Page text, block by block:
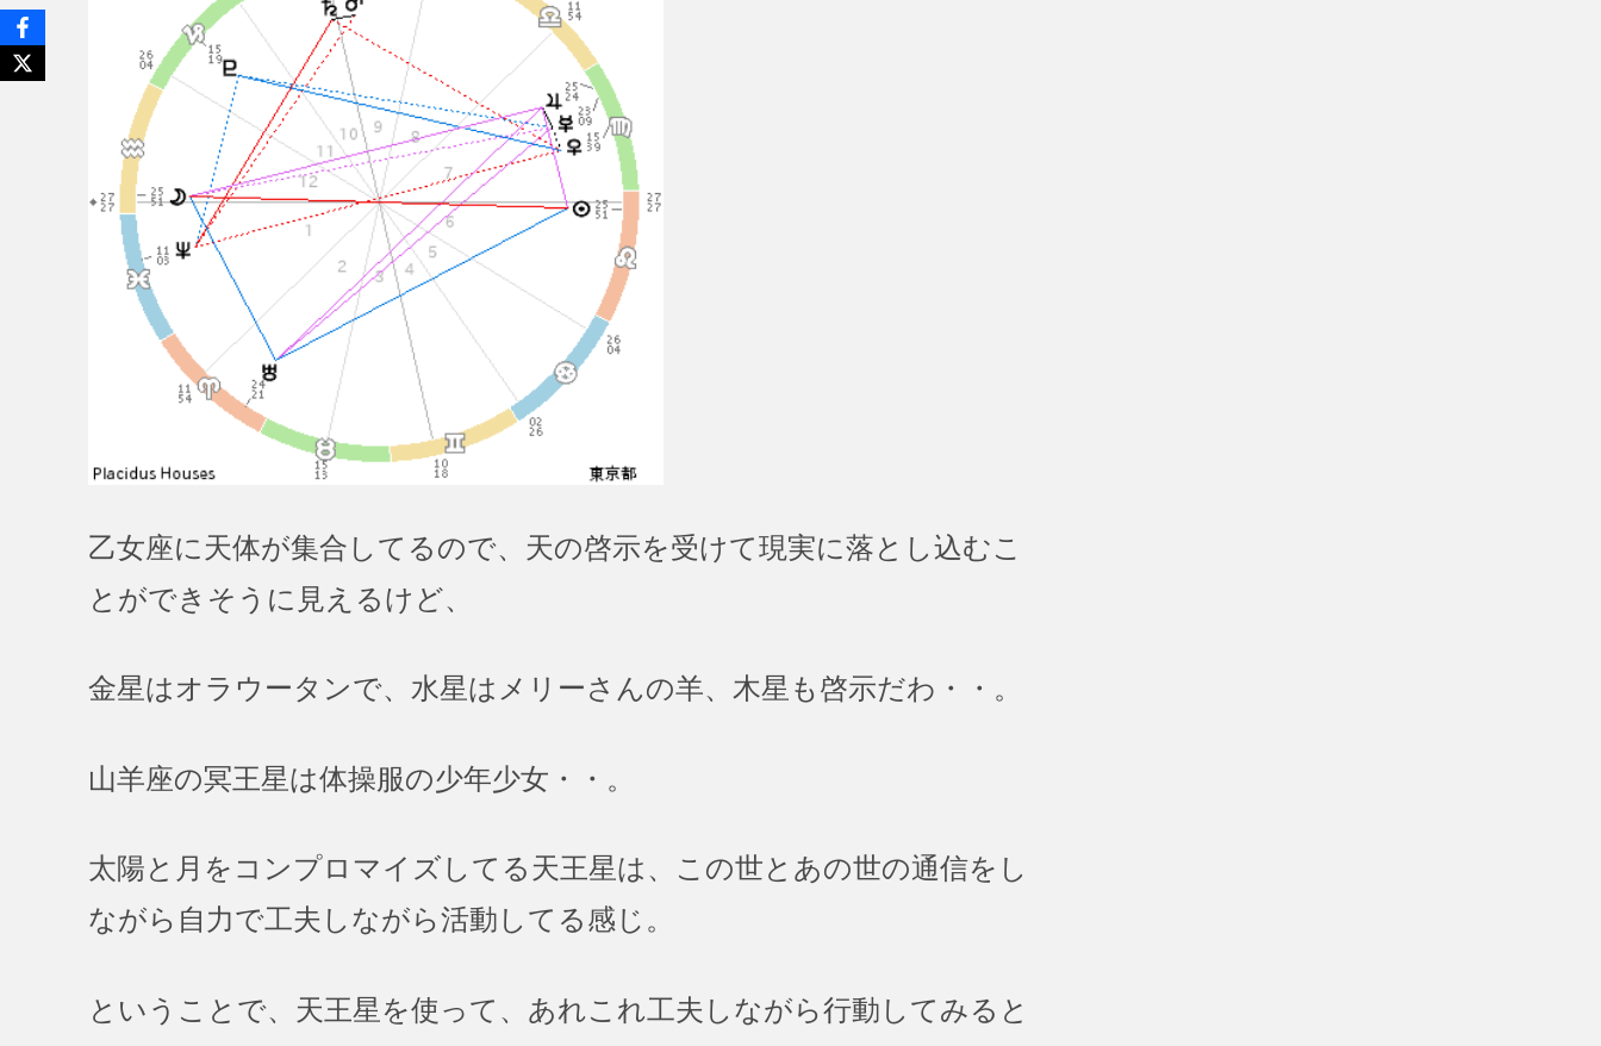
乙女座に天体が集合してるので、天の啓示を受けて現実に落とし込むこ
とができそうに見えるけど、
金星はオラウータンで、水星はメリーさんの羊、木星も啓示だわ・・。
山羊座の冥王星は体操服の少年少女・・。
太陽と月をコンプロマイズしてる天王星は、この世とあの世の通信をし
ながら自力で工夫しながら活動してる感じ。
ということで、天王星を使って、あれこれ工夫しながら行動してみると